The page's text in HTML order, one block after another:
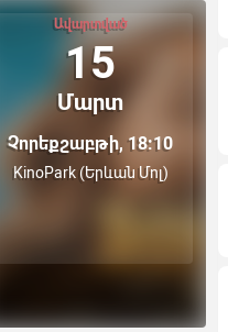
Ավարտված
15
Մարտ
Չորեքշաբթի, 18:10
KinoPark (Երևան Մոլ)